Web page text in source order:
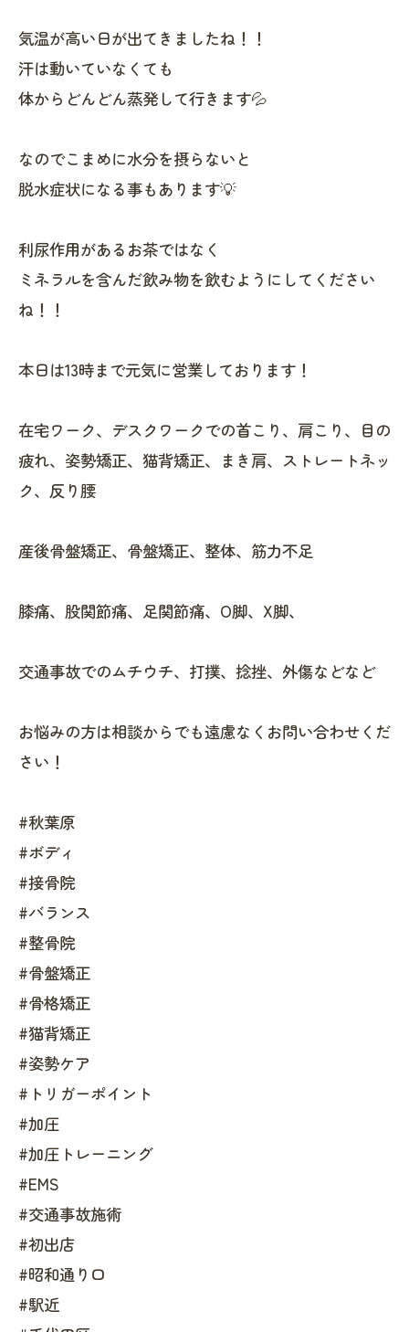
気温が高い日が出てきましたね！！
汗は動いていなくても
体からどんどん蒸発して行きます💦
なのでこまめに水分を摂らないと
脱水症状になる事もあります💡
利尿作用があるお茶ではなく
ミネラルを含んだ飲み物を飲むようにしてください
ね！！
本日は13時まで元気に営業しております！
在宅ワーク、デスクワークでの首こり、肩こり、目の
疲れ、姿勢矯正、猫背矯正、まき肩、ストレートネッ
ク、反り腰
産後骨盤矯正、骨盤矯正、整体、筋力不足
膝痛、股関節痛、足関節痛、O脚、X脚、
交通事故でのムチウチ、打撲、捻挫、外傷などなど
お悩みの方は相談からでも遠慮なくお問い合わせくだ
さい！
#秋葉原
#ボディ
#接骨院
#バランス
#整骨院
#骨盤矯正
#骨格矯正
#猫背矯正
#姿勢ケア
#トリガーポイント
#加圧
#加圧トレーニング
#EMS
#交通事故施術
#初出店
#昭和通り口
#駅近